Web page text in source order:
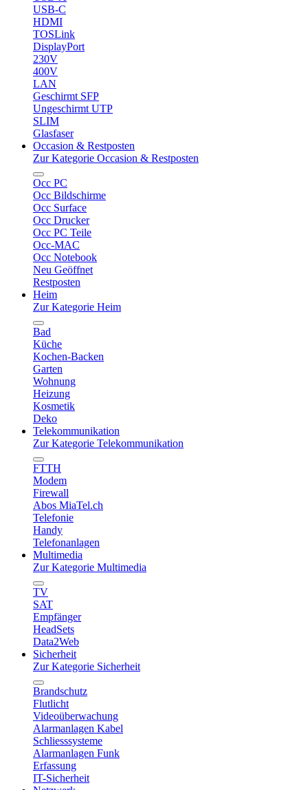
USB-C
HDMI
TOSLink
DisplayPort
230V
400V
LAN
Geschirmt SFP
Ungeschirmt UTP
SLIM
Glasfaser
Occasion & Restposten
Zur Kategorie Occasion & Restposten
Occ PC
Occ Bildschirme
Occ Surface
Occ Drucker
Occ PC Teile
Occ-MAC
Occ Notebook
Neu Geöffnet
Restposten
Heim
Zur Kategorie Heim
Bad
Küche
Kochen-Backen
Garten
Wohnung
Heizung
Kosmetik
Deko
Telekommunikation
Zur Kategorie Telekommunikation
FTTH
Modem
Firewall
Abos MiaTel.ch
Telefonie
Handy
Telefonanlagen
Multimedia
Zur Kategorie Multimedia
TV
SAT
Empfänger
HeadSets
Data2Web
Sicherheit
Zur Kategorie Sicherheit
Brandschutz
Flutlicht
Videoüberwachung
Alarmanlagen Kabel
Schliesssysteme
Alarmanlagen Funk
Erfassung
IT-Sicherheit